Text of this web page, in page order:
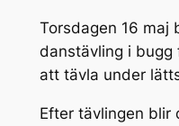
Torsdagen 16 maj
danstävling i bugg
att tävla under
Efter tävlingen blir